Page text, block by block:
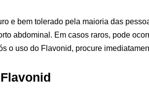
e bem tolerado pela maioria das
abdominal. Em casos raros, pode
o uso do Flavonid, procure